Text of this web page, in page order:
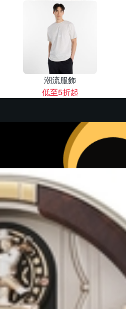
潮流服飾
低至5折起